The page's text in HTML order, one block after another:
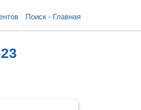
Поиск - Главная